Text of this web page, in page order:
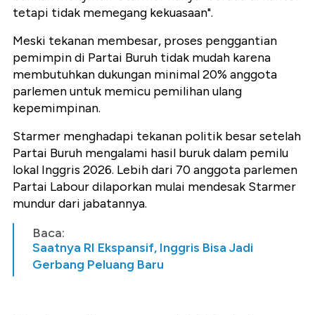
tetapi tidak memegang kekuasaan".
Meski tekanan membesar, proses penggantian
pemimpin di Partai Buruh tidak mudah karena
membutuhkan dukungan minimal 20% anggota
parlemen untuk memicu pemilihan ulang
kepemimpinan.
Starmer menghadapi tekanan politik besar setelah
Partai Buruh mengalami hasil buruk dalam pemilu
lokal Inggris 2026. Lebih dari 70 anggota parlemen
Partai Labour dilaporkan mulai mendesak Starmer
mundur dari jabatannya.
Baca:
Saatnya RI Ekspansif, Inggris Bisa Jadi
Gerbang Peluang Baru